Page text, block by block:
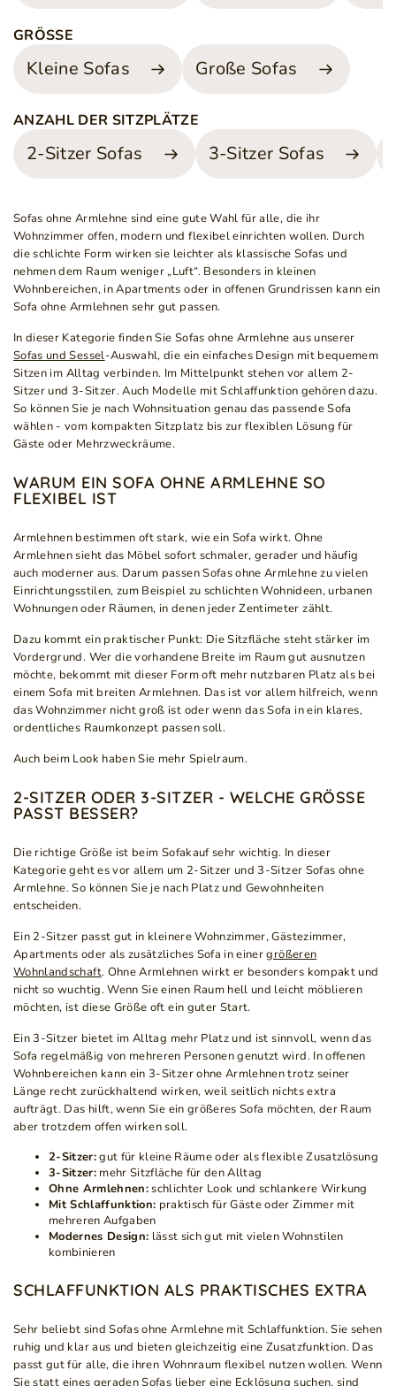
GRÖSSE
Kleine Sofas Große Sofas
ANZAHL DER SITZPLÄTZE
2-Sitzer Sofas 3-Sitzer Sofas
Sofas ohne Armlehne sind eine gute Wahl für alle, die ihr
Wohnzimmer offen, modern und flexibel einrichten wollen. Durch
die schlichte Form wirken sie leichter als klassische Sofas und
nehmen dem Raum weniger „Luft“. Besonders in kleinen
Wohnbereichen, in Apartments oder in offenen Grundrissen kann ein
Sofa ohne Armlehnen sehr gut passen.
In dieser Kategorie finden Sie Sofas ohne Armlehne aus unserer
Sofas und Sessel-Auswahl, die ein einfaches Design mit bequemem
Sitzen im Alltag verbinden. Im Mittelpunkt stehen vor allem 2-
Sitzer und 3-Sitzer. Auch Modelle mit Schlaffunktion gehören dazu.
So können Sie je nach Wohnsituation genau das passende Sofa
wählen - vom kompakten Sitzplatz bis zur flexiblen Lösung für
Gäste oder Mehrzweckräume.
WARUM EIN SOFA OHNE ARMLEHNE SO
FLEXIBEL IST
Armlehnen bestimmen oft stark, wie ein Sofa wirkt. Ohne
Armlehnen sieht das Möbel sofort schmaler, gerader und häufig
auch moderner aus. Darum passen Sofas ohne Armlehne zu vielen
Einrichtungsstilen, zum Beispiel zu schlichten Wohnideen, urbanen
Wohnungen oder Räumen, in denen jeder Zentimeter zählt.
Dazu kommt ein praktischer Punkt: Die Sitzfläche steht stärker im
Vordergrund. Wer die vorhandene Breite im Raum gut ausnutzen
möchte, bekommt mit dieser Form oft mehr nutzbaren Platz als bei
einem Sofa mit breiten Armlehnen. Das ist vor allem hilfreich, wenn
das Wohnzimmer nicht groß ist oder wenn das Sofa in ein klares,
ordentliches Raumkonzept passen soll.
Auch beim Look haben Sie mehr Spielraum.
2-SITZER ODER 3-SITZER - WELCHE GRÖSSE P
ASST BESSER?
Die richtige Größe ist beim Sofakauf sehr wichtig. In dieser
Kategorie geht es vor allem um 2-Sitzer und 3-Sitzer Sofas ohne
Armlehne. So können Sie je nach Platz und Gewohnheiten
entscheiden.
Ein 2-Sitzer passt gut in kleinere Wohnzimmer, Gästezimmer,
Apartments oder als zusätzliches Sofa in einergrößeren
Wohnlandschaft. Ohne Armlehnen wirkt er besonders kompakt und
nicht so wuchtig. Wenn Sie einen Raum hell und leicht möblieren
möchten, ist diese Größe oft ein guter Start.
Ein 3-Sitzer bietet im Alltag mehr Platz und ist sinnvoll, wenn das
Sofa regelmäßig von mehreren Personen genutzt wird. In offenen
Wohnbereichen kann ein 3-Sitzer ohne Armlehnen trotz seiner
Länge recht zurückhaltend wirken, weil seitlich nichts extra
aufträgt. Das hilft, wenn Sie ein größeres Sofa möchten, der Raum
aber trotzdem offen wirken soll.
2-Sitzer:gut für kleine Räume oder als flexible Zusatzlösung
3-Sitzer:mehr Sitzfläche für den Alltag
Ohne Armlehnen:schlichter Look und schlankere Wirkung
Mit Schlaffunktion: praktisch für Gäste oder Zimmer mit
mehreren Aufgaben
Modernes Design: lässt sich gut mit vielen Wohnstilen
kombinieren
SCHLAFFUNKTION ALS PRAKTISCHES EXTRA
Sehr beliebt sind Sofas ohne Armlehne mit Schlaffunktion. Sie sehen
ruhig und klar aus und bieten gleichzeitig eine Zusatzfunktion. Das
passt gut für alle, die ihren Wohnraum flexibel nutzen wollen. Wenn
Sie statt eines geraden Sofas lieber eine Ecklösung suchen, sind